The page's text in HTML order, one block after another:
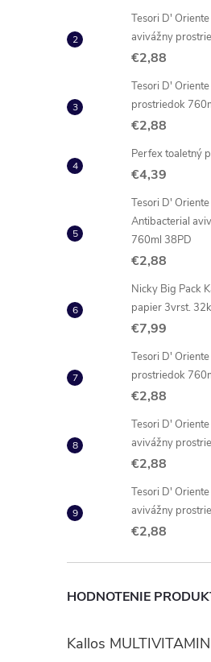
Tesori D'
avivážny
€2,88
Tesori D'
prostriedok
€2,88
Perfex toaletný
€4,39
Tesori D'
Antibacterial
760ml 38PD
€2,88
Nicky Big Pack
papier 3vrst.
€7,99
Tesori D'
prostriedok
€2,88
Tesori D'
avivážny
€2,88
Tesori D'
avivážny
€2,88
HODNOTENIE
20ks